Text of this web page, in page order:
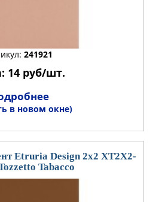
241921
14 руб/шт.
в новом окне)
Etruria Design 2x2 XT2X2-
Tabacco